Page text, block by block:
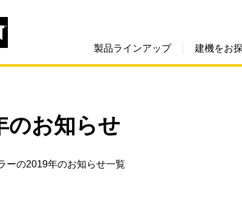
製品ラインアップ 建機をお
のお知らせ
ーの2019年のお知らせ一覧